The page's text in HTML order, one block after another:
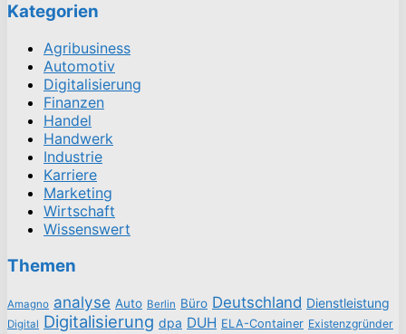
Kategorien
Agribusiness
Automotiv
Digitalisierung
Finanzen
Handel
Handwerk
Industrie
Karriere
Marketing
Wirtschaft
Wissenswert
Themen
Amagno analyse Auto Berlin Büro Deutschland Dienstleistung
Digital Digitalisierung dpa DUH ELA-Container Existenzgründer